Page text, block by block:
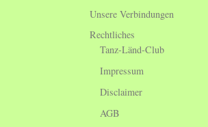
Unsere Verbindungen
Rechtliches
Tanz-Länd-Club
Impressum
Disclaimer
AGB